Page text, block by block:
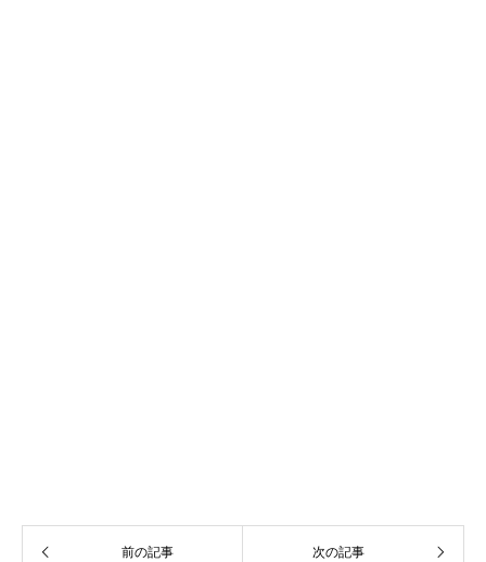
前の記事 次の記事